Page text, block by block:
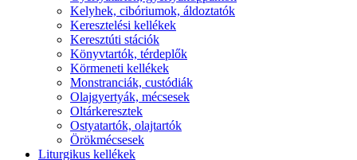
Kelyhek, cibóriumok, áldoztatók
Keresztelési kellékek
Keresztúti stációk
Könyvtartók, térdeplők
Körmeneti kellékek
Monstranciák, custódiák
Olajgyertyák, mécsesek
Oltárkeresztek
Ostyatartók, olajtartók
Örökmécsesek
Liturgikus kellékek